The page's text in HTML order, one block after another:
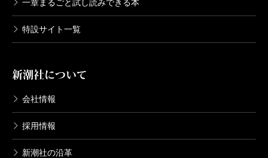
一章まるごと試し読みできる本
特設サイト一覧
新潮社について
会社情報
採用情報
新潮社の沿革